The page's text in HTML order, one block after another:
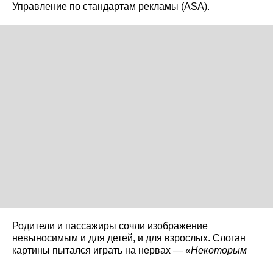
Управление по стандартам рекламы (ASA).
Родители и пассажиры сочли изображение
невыносимым и для детей, и для взрослых. Слоган
картины пытался играть на нервах — «Некоторым